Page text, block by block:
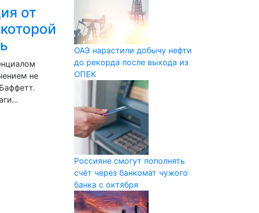
от
не
ОАЭ нарастили добычу нефти
до рекорда после выхода из
ОПЕК
Россияне смогут пополнять
счёт через банкомат чужого
банка с октября